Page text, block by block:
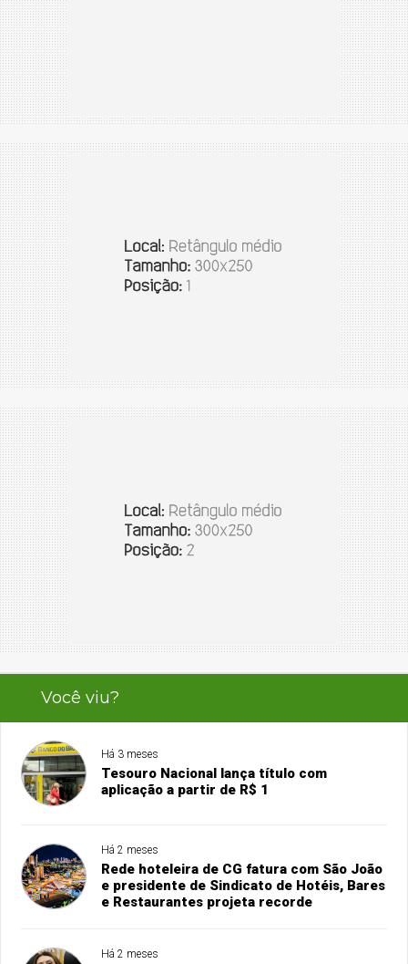
Você viu?
Há 3 meses
Tesouro Nacional lança título com
aplicação a partir de R$ 1
Há 2 meses
Rede hoteleira de CG fatura com São João
e presidente de Sindicato de Hotéis, Bares
e Restaurantes projeta recorde
Há 2 meses